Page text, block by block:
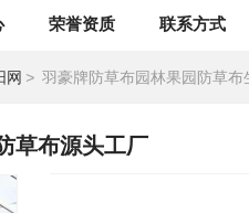
荣誉资质 联系方式
网 > 羽豪牌防草布园林果园防草
草布源头工厂